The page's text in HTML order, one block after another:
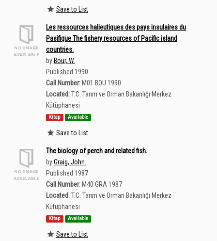
Save to List
Les ressources halieutiques des pays insulaires du
Pasifique The fishery resources of Pacific island
countries.
by Bour, W.
Published 1990
Call Number: M01 BOU 1990
Located:T.C. Tarım ve Orman Bakanlığı Merkez
Kütüphanesi
Kitap Available
Save to List
The biology of perch and related fish.
byGraig, John.
Published 1987
Call Number: M40 GRA 1987
Located:T.C. Tarım ve Orman Bakanlığı Merkez
Kütüphanesi
Kitap Available
Save to List